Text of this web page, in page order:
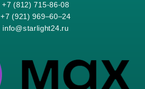
+7 (812) 715-86-08
+7 (921) 969–60–24
info@starlight24.ru